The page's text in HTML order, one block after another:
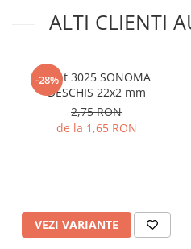
ALTI CLIENTI
-28%
Cant 3025 SONOMA
DESCHIS 22x2 mm
2,75 RON
de la 1,65 RON
VEZI VARIANTE